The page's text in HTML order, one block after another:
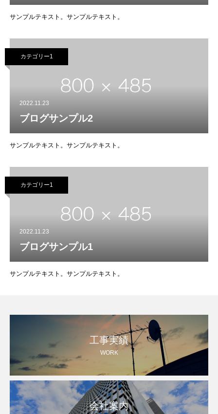
サンプルテキスト。サンプルテキスト。
カテゴリー1
2022.11.23
ブログサンプル2
サンプルテキスト。サンプルテキスト。
カテゴリー1
2022.11.23
ブログサンプル1
サンプルテキスト。サンプルテキスト。
工事実績
WORK
会社案内